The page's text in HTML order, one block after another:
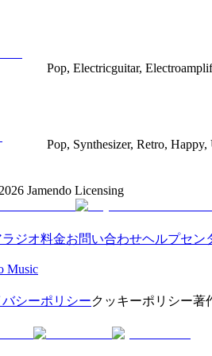
Pop, Electricguitar,
Pop, Synthesizer, Retro,
2026 Jamendo Licensing
ジオ料金お問い合わせヘルプセン
Music
シーポリシークッキーポリシー著